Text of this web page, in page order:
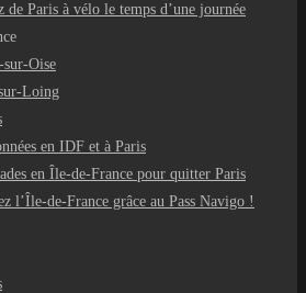
de Paris à vélo le temps d’une journée
Oise
Loing
en IDF et à Paris
en Île-de-France pour quitter Paris
l’Île-de-France grâce au Pass Navigo !